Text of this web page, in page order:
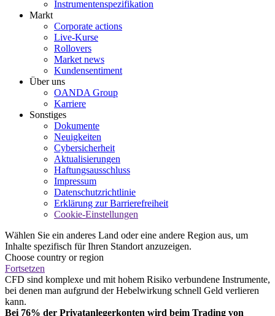
Instrumentenspezifikation
Markt
Corporate actions
Live-Kurse
Rollovers
Market news
Kundensentiment
Über uns
OANDA Group
Karriere
Sonstiges
Dokumente
Neuigkeiten
Cybersicherheit
Aktualisierungen
Haftungsausschluss
Impressum
Datenschutzrichtlinie
Erklärung zur Barrierefreiheit
Cookie-Einstellungen
Wählen Sie ein anderes Land oder eine andere Region aus, um
Inhalte spezifisch für Ihren Standort anzuzeigen.
Choose country or region
Fortsetzen
CFD sind komplexe und mit hohem Risiko verbundene Instrumente,
bei denen man aufgrund der Hebelwirkung schnell Geld verlieren
kann.
Bei 76% der Privatanlegerkonten wird beim Trading von